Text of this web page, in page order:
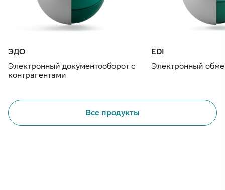
ЭДО
Электронный документооборот с
контрагентами
EDI
Электронный
Все продукты